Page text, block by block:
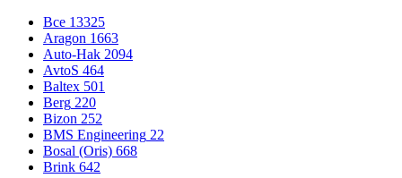
Все 13325
Aragon 1663
Auto-Hak 2094
AvtoS 464
Baltex 501
Berg 220
Bizon 252
BMS Engineering 22
Bosal (Oris) 668
Brink 642